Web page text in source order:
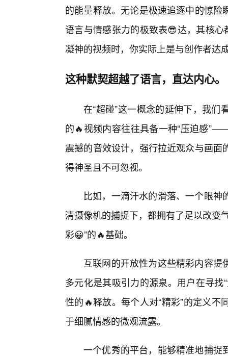
的能量释放。无论是极速追逐中的惊
语言与情感张力的极致表😎达，其核
凝神的视频时，你实际上是与创作者达
这种默契超越了语言，直达内心。
在“超碰”这一概念的延伸下，我
的🔥视频内容往往具备一种“压迫感
震撼的音效设计，强行拉近观众与画
得神圣且不可忽视。
比如，一滴汗水的滑落、一个眼
清摄像机的捕捉下，都拥有了足以改变
彩😀”的🔥基础。
互联网的开放性为这些精彩内容
多元化是其吸引力的源泉。用户在寻
性的🔥释放。每个人对“精彩”的定义
于细腻情感的微观流露。
一个优秀的平台，能够精准地捕捉